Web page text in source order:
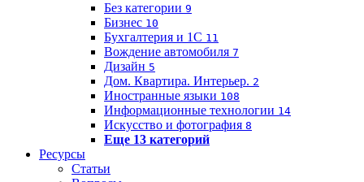
Без категории 9
Бизнес 10
Бухгалтерия и 1C 11
Вождение автомобиля 7
Дизайн 5
Дом. Квартира. Интерьер. 2
Иностранные языки 108
Информационные технологии 14
Искусство и фотография 8
Еще 13 категорий
Ресурсы
Статьи